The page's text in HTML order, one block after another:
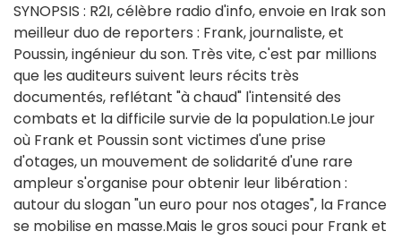
SYNOPSIS : R2I, célèbre radio d'info, envoie en Irak son
meilleur duo de reporters : Frank, journaliste, et
Poussin, ingénieur du son. Très vite, c'est par millions
que les auditeurs suivent leurs récits très
documentés, reflétant "à chaud" l'intensité des
combats et la difficile survie de la population.Le jour
où Frank et Poussin sont victimes d'une prise
d'otages, un mouvement de solidarité d'une rare
ampleur s'organise pour obtenir leur libération :
autour du slogan "un euro pour nos otages", la France
se mobilise en masse.Mais le gros souci pour Frank et